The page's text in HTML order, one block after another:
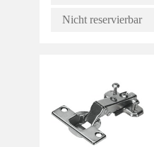
Nicht reservierbar